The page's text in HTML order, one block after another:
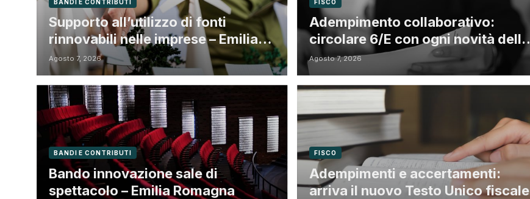
BANDI E CONTRIBUTI
Supporto all’utilizzo di fonti
rinnovabili nelle imprese – Emilia
Romagna
Agosto 7, 2026
FISCO
Adempimento collaborativo:
circolare 6/E con ogni novità della
riforma fiscale
Agosto 7, 2026
BANDI E CONTRIBUTI
Bando innovazione sale di
spettacolo – Emilia Romagna
FISCO
Adempimenti e accertamenti:
arriva il nuovo Testo Unico fiscale